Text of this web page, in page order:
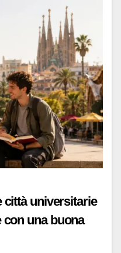
città universitarie
una buona